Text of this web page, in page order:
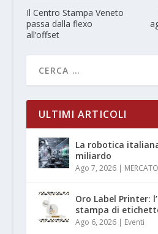
Il Centro Stampa Veneto
passa dalla flexo
all’offset
ULTIMI ARTICOLI
La robotica
miliardo
Ago 7, 2026| MERCATO
Oro Label Printer:
stampa di
Ago 6, 2026| Eventi